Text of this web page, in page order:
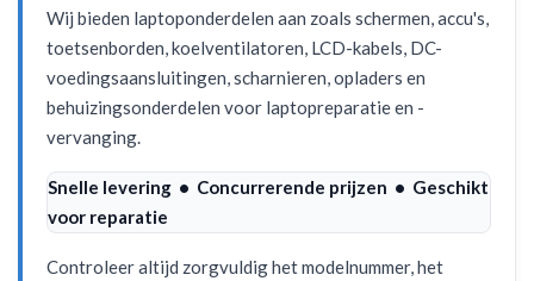
Wij bieden laptoponderdelen aan zoals schermen, accu's,
toetsenborden, koelventilatoren, LCD-kabels, DC-
voedingsaansluitingen, scharnieren, opladers en
behuizingsonderdelen voor laptopreparatie en -
vervanging.
Snelle levering • Concurrerende prijzen • Geschikt
voor reparatie
Controleer altijd zorgvuldig het modelnummer, het